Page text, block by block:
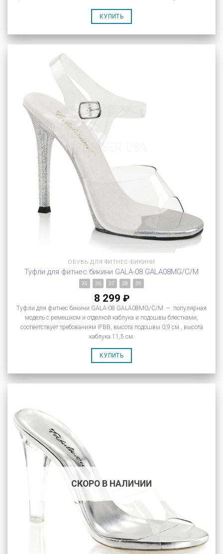
КУПИТЬ
ОБУВЬ ДЛЯ ФИТНЕС-БИКИНИ
Туфли для фитнес бикини GALA-08 GALA08MG/C/M
35 36 37 38 39
8 299 ₽
Туфли для фитнес бикини GALA-08 GALA08MG/C/M – популярная
модель с ремешком и отделкой каблука и подошвы блестками,
соответствует требованиям IFBB, высота подошвы 0,9 см., высота
каблука 11,5 см.
КУПИТЬ
СКОРО В НАЛИЧИИ